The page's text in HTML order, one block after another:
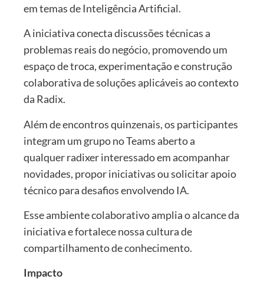
em temas de Inteligência Artificial.
A iniciativa conecta discussões técnicas a
problemas reais do negócio, promovendo um
espaço de troca, experimentação e construção
colaborativa de soluções aplicáveis ao contexto
da Radix.
Além de encontros quinzenais, os participantes
integram um grupo no Teams aberto a
qualquer radixer interessado em acompanhar
novidades, propor iniciativas ou solicitar apoio
técnico para desafios envolvendo IA.
Esse ambiente colaborativo amplia o alcance da
iniciativa e fortalece nossa cultura de
compartilhamento de conhecimento.
Impacto